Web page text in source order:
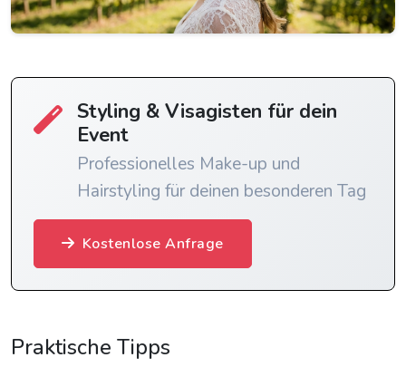
Styling & Visagisten für dein
Event
Professionelles Make-up und
Hairstyling für deinen besonderen Tag
Kostenlose Anfrage
Praktische Tipps